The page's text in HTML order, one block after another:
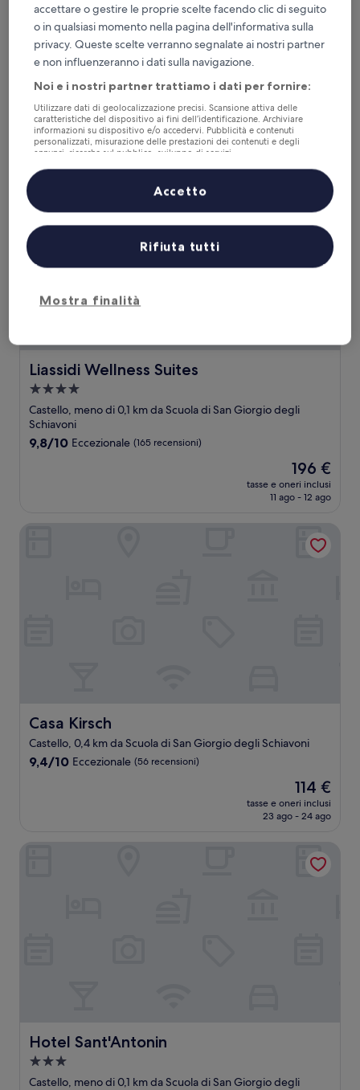
Ca' di Dio - VRetreats, SLH Collection
Ca' di Dio - VRetreats, SLH Collection
Struttura
a
5.0
stelle
Castello, 0,3 km da Scuola di San Giorgio degli Schiavoni
9.8
su
10,
Eccezionale,
(284
9,8/10 Eccezionale (284 recensioni)
Il
prezzo
attuale
483 €
483 €
tasse e oneri inclusi
19 ago - 20 ago
Liassidi Wellness Suites
Liassidi Wellness Suites
Struttura
a
4.0
stelle
Castello, meno di 0,1 km da Scuola di San Giorgio degli
Schiavoni
9.8
9,8/10 Eccezionale (165 recensioni)
Il
prezzo
attuale
196 €
196 €
tasse e oneri inclusi
11 ago - 12 ago
Liassidi Wellness Suites
Casa Kirsch
Casa Kirsch
Castello, 0,4 km da Scuola di San Giorgio degli Schiavoni
9.4
9,4/10 Eccezionale (56 recensioni)
Il
prezzo
attuale
114 €
114 €
tasse e oneri inclusi
23 ago - 24 ago
Hotel Sant'Antonin
Hotel Sant'Antonin
Struttura
a
Castello, meno di 0,1 km da Scuola di San Giorgio degli
accettare o gestire le proprie scelte facendo clic di seguito
o in qualsiasi momento nella pagina dell'informativa sulla
privacy. Queste scelte verranno segnalate ai nostri partner
e non influenzeranno i dati sulla navigazione.
Noi e i nostri partner trattiamo i dati per fornire:
Utilizzare dati di geolocalizzazione precisi. Scansione attiva delle
caratteristiche del dispositivo ai fini dell’identificazione. Archiviare
informazioni su dispositivo e/o accedervi. Pubblicità e contenuti
personalizzati, misurazione delle prestazioni dei contenuti e degli
annunci, ricerche sul pubblico, sviluppo di servizi.
Elenco dei partner (fornitori)
Mostra finalità
Rifiuta tutti
Accetto